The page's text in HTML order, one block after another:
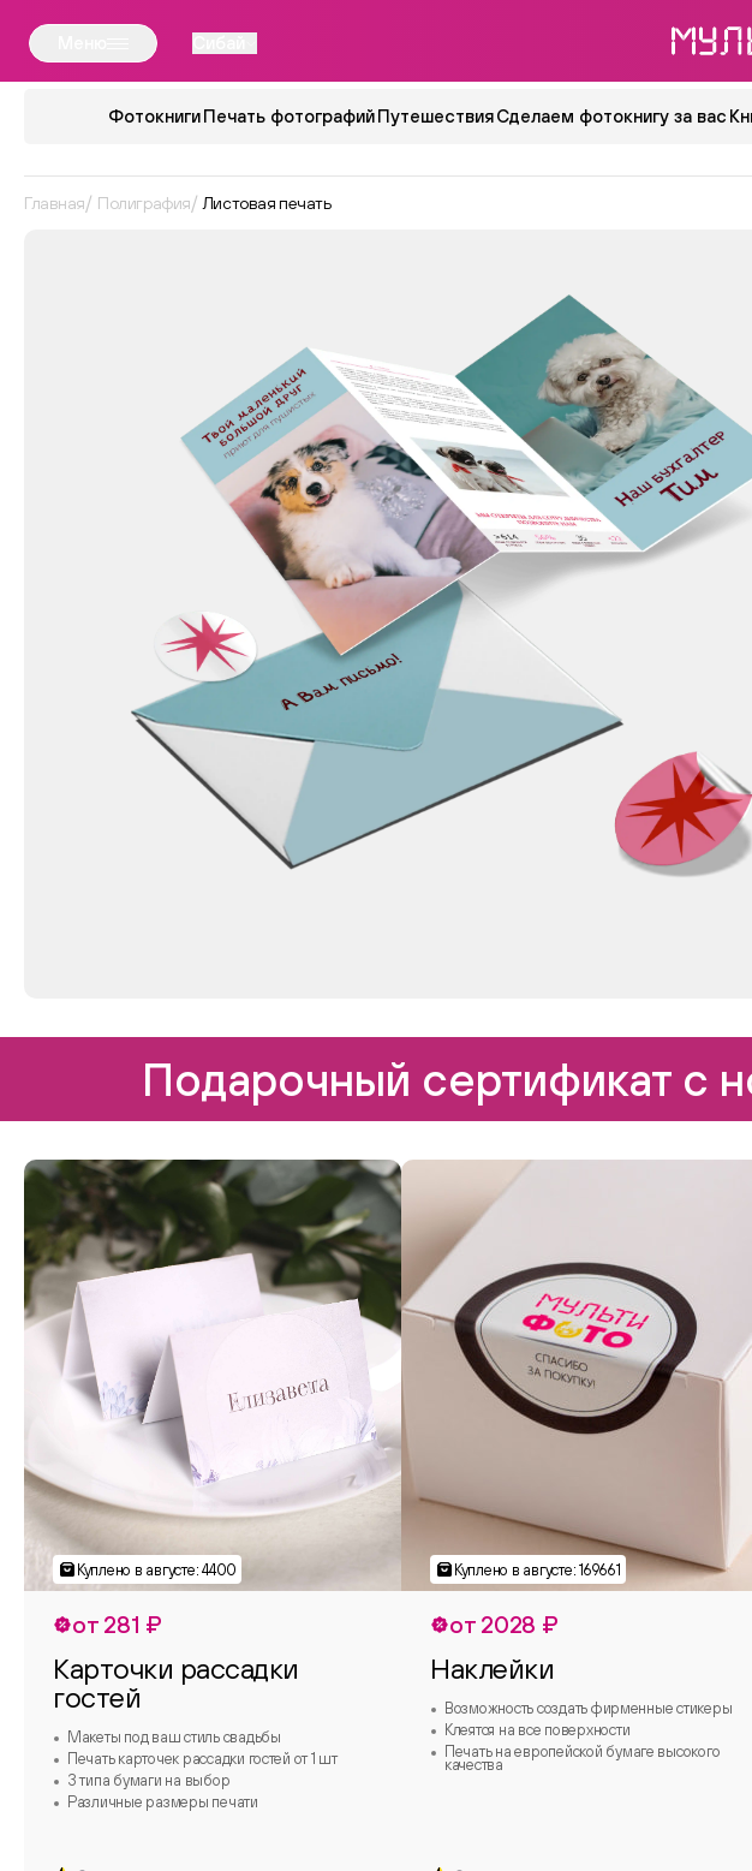
Фотокниги Печать фотографий Путешествия Сделаем фотокнигу за вас
Главная Полиграфия Листовая печать
Подарочный сертификат с
от 281 ₽
Карточки рассадки
гостей
Макеты под ваш стиль свадьбы
Печать карточек рассадки гостей от 1 шт
3 типа бумаги на выбор
Различные размеры печати
от 2028 ₽
Наклейки
Возможность создать фирменные стикеры
Клеятся на все поверхности
Печать на европейской бумаге высокого
качества